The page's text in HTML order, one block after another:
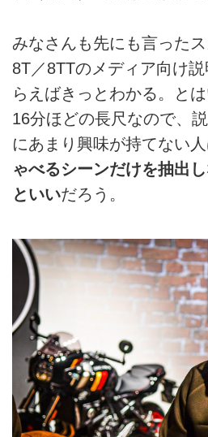
みなさんも先にも言った
8T／8TTのメディア向け
らえばきっとわかる。と
16分ほどの長尺なので、
にあまり興味が持てない
ゃべるシーンだけを抽出
といいだろう。